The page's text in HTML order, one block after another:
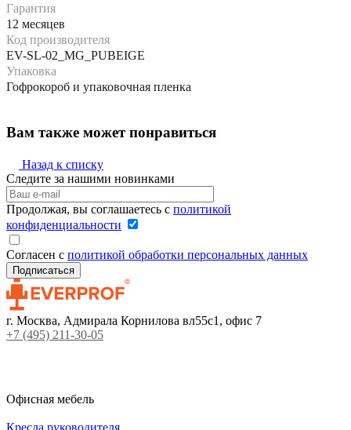
Гарантия
12 месяцев
Код производителя
EV-SL-02_MG_PUBEIGE
Упаковка
Гофрокороб и упаковочная пленка
Вам также может понравиться
Назад к списку
Следите за нашими новинками
Продолжая, вы соглашаетесь с политикой
конфиденциальности
Согласен с политикой обработки персональных данных
г. Москва, Адмирала Корнилова вл55с1, офис 7
+7 (495) 211-30-05
Офисная мебель